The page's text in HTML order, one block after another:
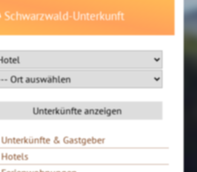
Schwarzwald-Unterkunft
Unterkünfte & Gastgeber
Hotels